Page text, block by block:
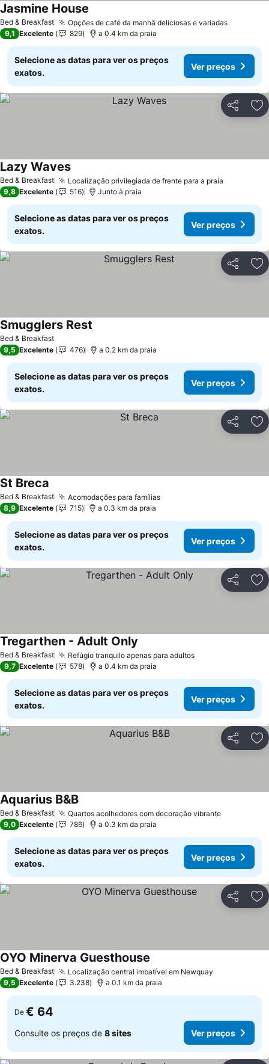
Bed & Breakfast Opções de café da manhã deliciosas e variadas
Jasmine House
9,1 Excelente 829 a 0.4 km da praia
Selecione as datas para ver os preços
exatos.
Ver preços
Partilhar
Bed & Breakfast Localização privilegiada de frente para a praia
Lazy Waves
9,8 Excelente 516 Junto à praia
Selecione as datas para ver os preços
exatos.
Ver preços
Partilhar
Bed & Breakfast
Smugglers Rest
9,5 Excelente 476 a 0.2 km da praia
Selecione as datas para ver os preços
exatos.
Ver preços
Partilhar
Bed & Breakfast Acomodações para famílias
St Breca
8,9 Excelente 715 a 0.3 km da praia
Selecione as datas para ver os preços
exatos.
Ver preços
Partilhar
Bed & Breakfast Refúgio tranquilo apenas para adultos
Tregarthen - Adult Only
9,7 Excelente 578 a 0.4 km da praia
Selecione as datas para ver os preços
exatos.
Ver preços
Partilhar
Bed & Breakfast Quartos acolhedores com decoração vibrante
Aquarius B&B
9,0 Excelente 786 a 0.3 km da praia
Selecione as datas para ver os preços
exatos.
Ver preços
Partilhar
Bed & Breakfast Localização central imbatível em Newquay
OYO Minerva Guesthouse
9,5 Excelente 3.238 a 0.1 km da praia
De € 64
Consulte os preços de 8 sites Ver preços